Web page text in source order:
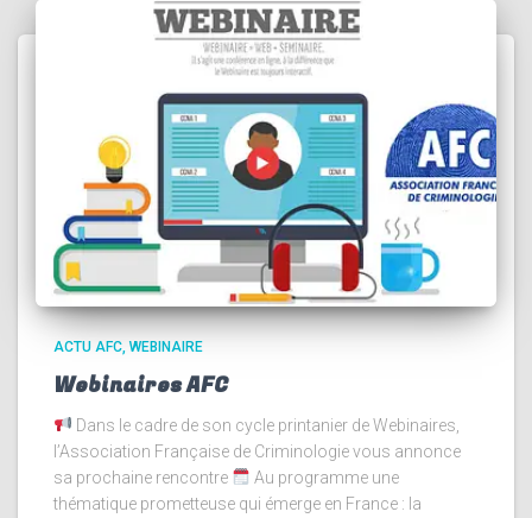
ACTU AFC WEBINAIRE
Webinaires AFC
Dans le cadre de son cycle printanier de Webinaires,
l’Association Française de Criminologie vous annonce
sa prochaine rencontre
Au programme une
thématique prometteuse qui émerge en France : la